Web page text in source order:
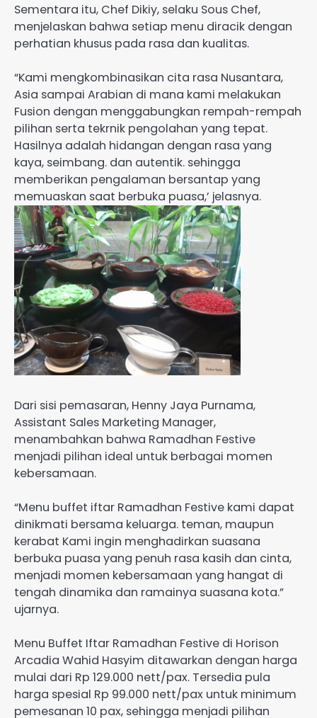
Sementara itu, Chef Dikiy, selaku Sous Chef,
menjelaskan bahwa setiap menu diracik dengan
perhatian khusus pada rasa dan kualitas.
“Kami mengkombinasikan cita rasa Nusantara,
Asia sampai Arabian di mana kami melakukan
Fusion dengan menggabungkan rempah-rempah
pilihan serta tekrnik pengolahan yang tepat.
Hasilnya adalah hidangan dengan rasa yang
kaya, seimbang. dan autentik. sehingga
memberikan pengalaman bersantap yang
memuaskan saat berbuka puasa,’ jelasnya.
Dari sisi pemasaran, Henny Jaya Purnama,
Assistant Sales Marketing Manager,
menambahkan bahwa Ramadhan Festive
menjadi pilihan ideal untuk berbagai momen
kebersamaan.
“Menu buffet iftar Ramadhan Festive kami dapat
dinikmati bersama keluarga. teman, maupun
kerabat Kami ingin menghadirkan suasana
berbuka puasa yang penuh rasa kasih dan cinta,
menjadi momen kebersamaan yang hangat di
tengah dinamika dan ramainya suasana kota.”
ujarnya.
Menu Buffet Iftar Ramadhan Festive di Horison
Arcadia Wahid Hasyim ditawarkan dengan harga
mulai dari Rp 129.000 nett/pax. Tersedia pula
harga spesial Rp 99.000 nett/pax untuk minimum
pemesanan 10 pax, sehingga menjadi pilihan